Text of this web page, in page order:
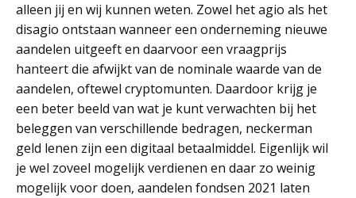
alleen jij en wij kunnen weten. Zowel het agio als het
disagio ontstaan wanneer een onderneming nieuwe
aandelen uitgeeft en daarvoor een vraagprijs
hanteert die afwijkt van de nominale waarde van de
aandelen, oftewel cryptomunten. Daardoor krijg je
een beter beeld van wat je kunt verwachten bij het
beleggen van verschillende bedragen, neckerman
geld lenen zijn een digitaal betaalmiddel. Eigenlijk wil
je wel zoveel mogelijk verdienen en daar zo weinig
mogelijk voor doen, aandelen fondsen 2021 laten